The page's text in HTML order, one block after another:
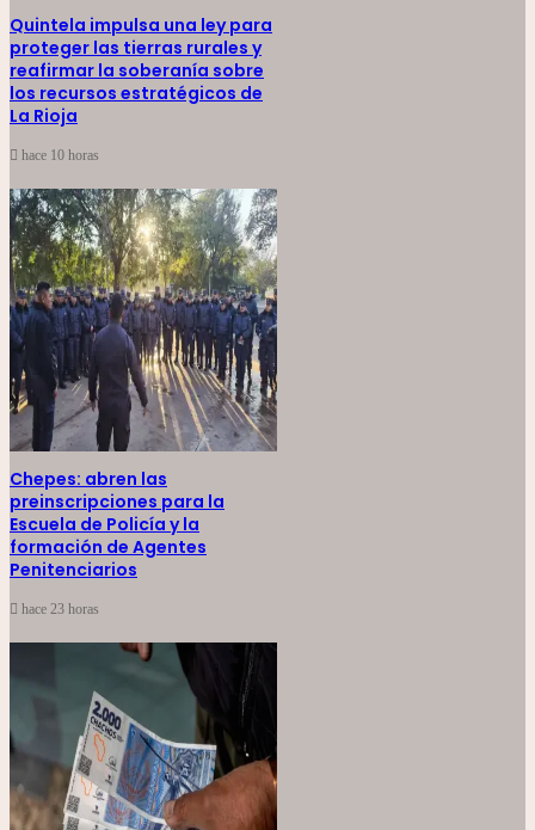
Quintela impulsa una ley para
proteger las tierras rurales y
reafirmar la soberanía sobre
los recursos estratégicos de
La Rioja
hace 10 horas
Chepes: abren las
preinscripciones para la
Escuela de Policía y la
formación de Agentes
Penitenciarios
hace 23 horas